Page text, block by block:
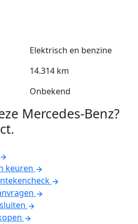
Elektrisch en benzine
14.314 km
Onbekend
Mercedes-Benz?
.
keuren